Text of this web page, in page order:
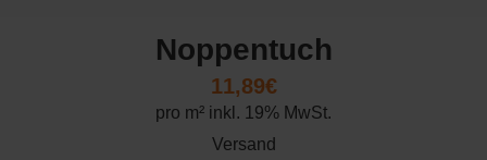
Noppentuch
11,89€
pro m² inkl. 19% MwSt.
Versand